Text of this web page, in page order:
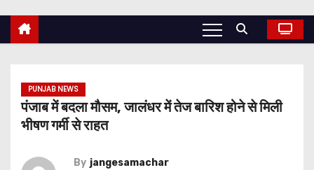
PUNJAB NEWS
पंजाब में बदला मौसम, जालंधर में तेज बारिश होने से मिली
भीषण गर्मी से राहत
By jangesamachar